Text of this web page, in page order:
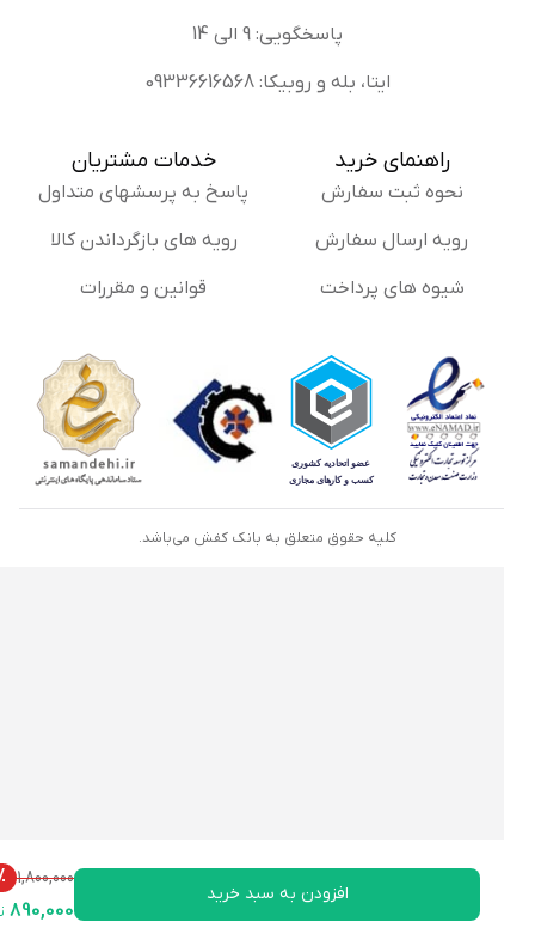
افزودن به سبد خرید
1,800,000
51%
890,000
پاسخگویی: 9 الی 14
ایتا، بله و روبیکا: 09336616568
راهنمای خرید
نحوه ثبت سفارش
رویه ارسال سفارش
شیوه های پرداخت
خدمات مشتریان
پاسخ به پرسشهای متداول
رویه های بازگرداندن کالا
قوانین و مقررات
کلیه حقوق متعلق به بانک کفش می‌باشد.